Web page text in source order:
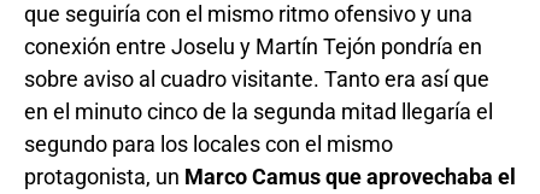
que seguiría con el mismo ritmo ofensivo y una
conexión entre Joselu y Martín Tejón pondría en
sobre aviso al cuadro visitante. Tanto era así que
en el minuto cinco de la segunda mitad llegaría el
segundo para los locales con el mismo
protagonista, un Marco Camus que aprovechaba el